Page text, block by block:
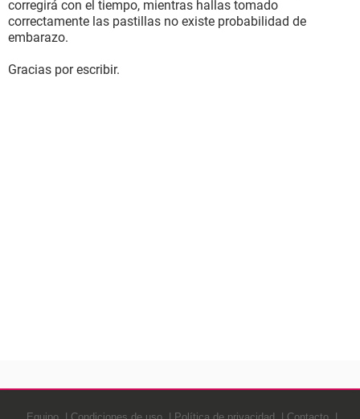
corregirá con el tiempo, mientras hallas tomado
correctamente las pastillas no existe probabilidad de
embarazo.
Gracias por escribir.